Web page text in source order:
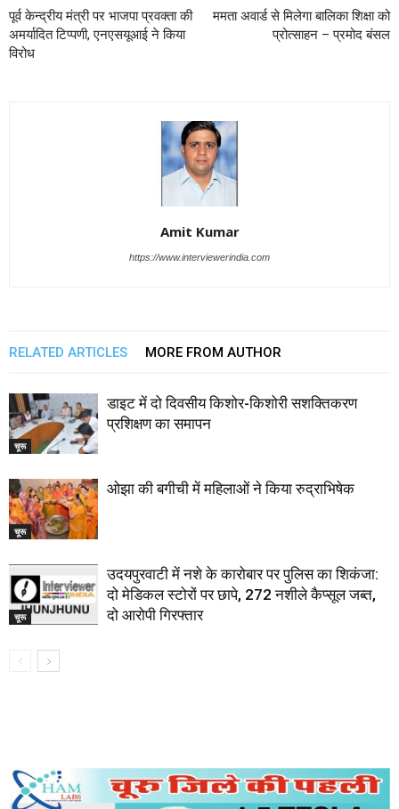
पूर्व केन्द्रीय मंत्री पर भाजपा प्रवक्ता की
अमर्यादित टिप्पणी, एनएसयूआई ने किया
विरोध
ममता अवार्ड से मिलेगा बालिका शिक्षा को
प्रोत्साहन – प्रमोद बंसल
Amit Kumar
https://www.interviewerindia.com
RELATED ARTICLES MORE FROM AUTHOR
चूरू
डाइट में दो दिवसीय किशोर-किशोरी सशक्तिकरण
प्रशिक्षण का समापन
चूरू
ओझा की बगीची में महिलाओं ने किया रुद्राभिषेक
चूरू
उदयपुरवाटी में नशे के कारोबार पर पुलिस का शिकंजा:
दो मेडिकल स्टोरों पर छापे, 272 नशीले कैप्सूल जब्त,
दो आरोपी गिरफ्तार